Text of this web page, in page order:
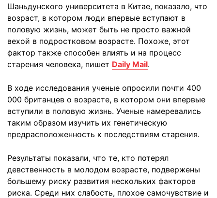
Шаньдунского университета в Китае, показало, что
возраст, в котором люди впервые вступают в
половую жизнь, может быть не просто важной
вехой в подростковом возрасте. Похоже, этот
фактор также способен влиять и на процесс
старения человека, пишет Daily Mail.
В ходе исследования ученые опросили почти 400
000 британцев о возрасте, в котором они впервые
вступили в половую жизнь. Ученые намеревались
таким образом изучить их генетическую
предрасположенность к последствиям старения.
Результаты показали, что те, кто потерял
девственность в молодом возрасте, подвержены
большему риску развития нескольких факторов
риска. Среди них слабость, плохое самочувствие и